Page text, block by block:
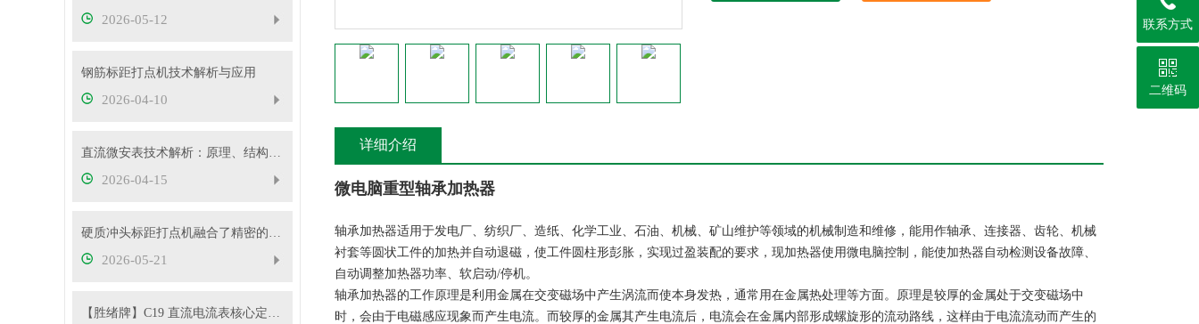
2026-05-12
钢筋标距打点机技术解析与应用
2026-04-10
直流微安表技术解析：原理、结构与应用要点
2026-04-15
硬质冲头标距打点机融合了精密的机械传动与弹性冲击技术
2026-05-21
【胜绪牌】C19 直流电流表核心定位与原理
详细介绍
微电脑重型轴承加热器
轴承加热器适用于发电厂、纺织厂、造纸、化学工业、石油、机械、矿山维护等领域的机械制造和维修，能用作轴承、连接器、齿轮、机械
衬套等圆状工件的加热并自动退磁，使工件圆柱形彭胀，实现过盈装配的要求，现加热器使用微电脑控制，能使加热器自动检测设备故障、
自动调整加热器功率、软启动/停机。
轴承加热器的工作原理是利用金属在交变磁场中产生涡流而使本身发热，通常用在金属热处理等方面。原理是较厚的金属处于交变磁场中
时，会由于电磁感应现象而产生电流。而较厚的金属其产生电流后，电流会在金属内部形成螺旋形的流动路线，这样由于电流流动而产生的
联系方式
二维码